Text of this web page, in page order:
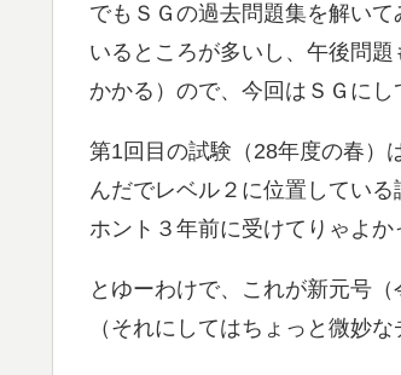
でもＳＧの過去問題集を解い
いるところが多いし、午後問
かかる）ので、今回はＳＧにし
第1回目の試験（28年度の春）
んだでレベル２に位置している
ホント３年前に受けてりゃよ
とゆーわけで、これが新元号
（それにしてはちょっと微妙